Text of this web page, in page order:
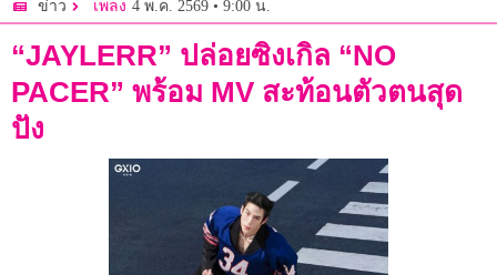
ข่าว เพลง 4 พ.ค. 2569 • 9:00 น.
“JAYLERR” ปล่อยซิงเกิล “NO
PACER” พร้อม MV สะท้อนตัวตนสุด
ปัง